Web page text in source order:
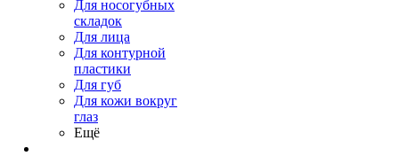
Для носогубных
складок
Для лица
Для контурной
пластики
Для губ
Для кожи вокруг
глаз
Ещё